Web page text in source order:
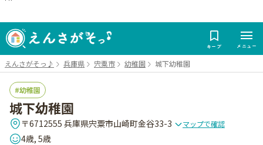
キープ メニュー
えんさがそっ♪ 兵庫県 宍粟市 幼稚園 城下幼稚園
幼稚園
城下幼稚園
〒6712555 兵庫県宍粟市山崎町金谷33-3 マップで確認
4歳, 5歳